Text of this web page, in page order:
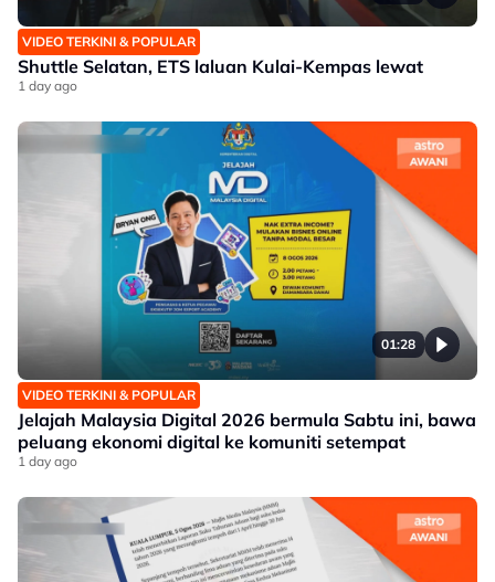
VIDEO TERKINI & POPULAR
Shuttle Selatan, ETS laluan Kulai-Kempas lewat
1 day ago
01:28
VIDEO TERKINI & POPULAR
Jelajah Malaysia Digital 2026 bermula Sabtu ini, bawa
peluang ekonomi digital ke komuniti setempat
1 day ago